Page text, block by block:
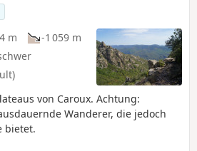
Caramaus-Grat
Aussières und
Sie die
und Cours-le-
m
-1 059 m
von Caroux. Achtung:
Wanderer, die jedoch
bietet.